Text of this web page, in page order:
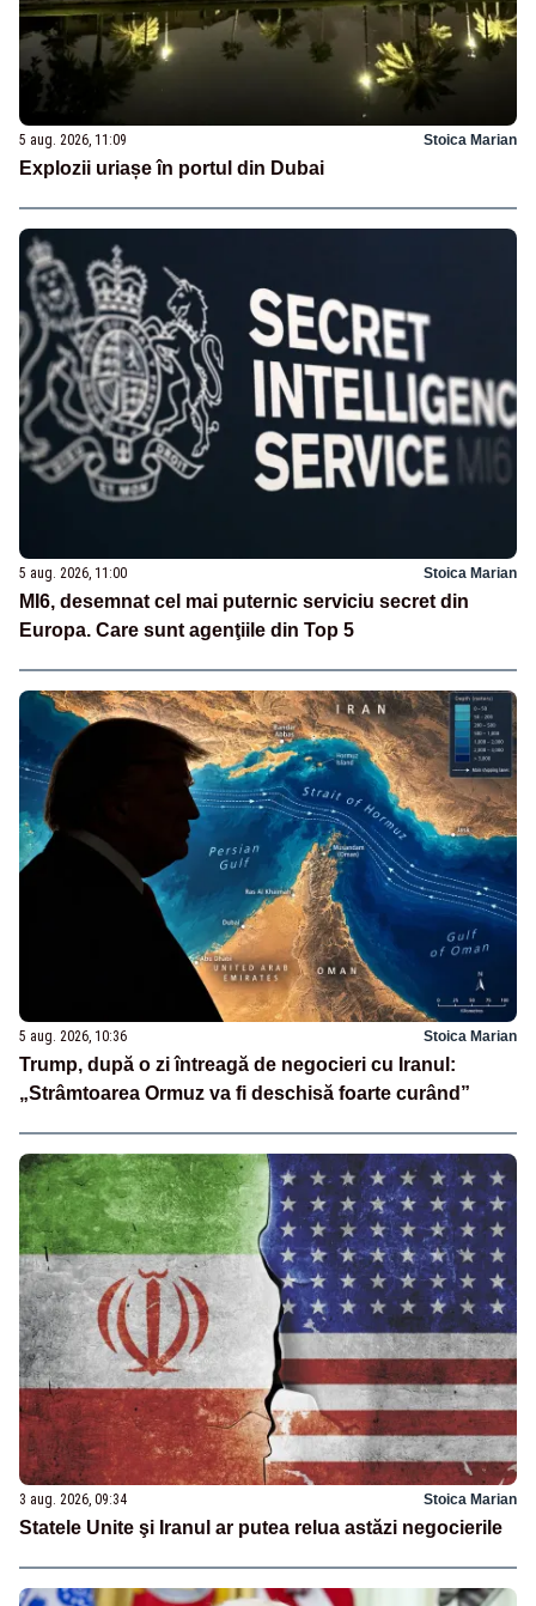
5 aug. 2026, 11:09 Stoica Marian
Explozii uriașe în portul din Dubai
5 aug. 2026, 11:00 Stoica Marian
MI6, desemnat cel mai puternic serviciu secret din
Europa. Care sunt agenţiile din Top 5
5 aug. 2026, 10:36 Stoica Marian
Trump, după o zi întreagă de negocieri cu Iranul:
„Strâmtoarea Ormuz va fi deschisă foarte curând”
3 aug. 2026, 09:34 Stoica Marian
Statele Unite şi Iranul ar putea relua astăzi negocierile